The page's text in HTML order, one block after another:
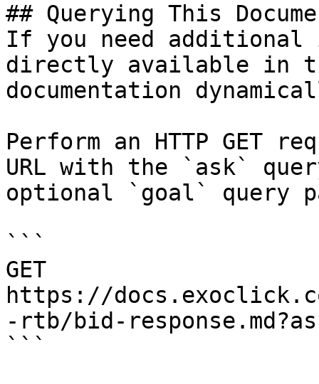
## Querying This
If you need
directly available in
documentation
Perform an HTTP GET
URL with the `ask`
optional `goal` query
```
GET
https://
-rtb/bid-
```